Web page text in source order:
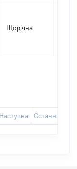
Щорічна
Наступна Остання